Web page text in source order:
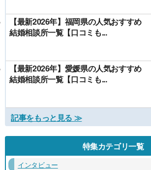
【最新2026年】福岡県の人気おすすめ
結婚相談所一覧【口コミも...
【最新2026年】愛媛県の人気おすすめ
結婚相談所一覧【口コミも...
記事をもっと見る ≫
特集カテゴリ一覧
インタビュー